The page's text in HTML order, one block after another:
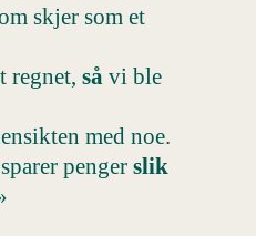
skjer som et
regnet, så vi ble
med noe.
penger slik